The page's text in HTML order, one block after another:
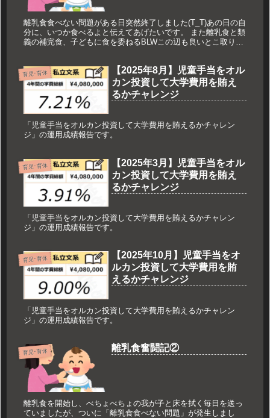
離乳食食べない問題がある日突然終了しました(T_T)あの日の自
分に、いつか食べるよと伝えてあげたいです。 また離乳食と類
義の補完食、子どもに食を委ねるBLWこの辺も良いとこ取りし
育児･育休
【2025年8月】児童手当をオル
カン投資して大学費用を賄え
るかチャレンジ
「児童手当をオルカン投資して大学費用を賄えるかチャレン
ジ」の運用成績報告です。
育児･育休
【2025年3月】児童手当をオル
カン投資して大学費用を賄え
るかチャレンジ
「児童手当をオルカン投資して大学費用を賄えるかチャレン
ジ」の運用成績報告です。
育児･育休
【2025年10月】児童手当をオ
ルカン投資して大学費用を賄
えるかチャレンジ
「児童手当をオルカン投資して大学費用を賄えるかチャレン
ジ」の運用成績報告です。
育児･育休 離乳食奮闘記②
離乳食を開始し、べちょべちょの我が子と床を拭く毎日を送っ
ていましたが、ついに「離乳食食べない問題」が発生しまし